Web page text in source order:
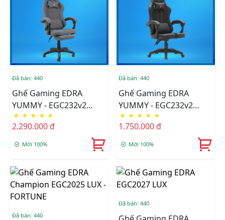
Đã bán: 440
Ghế Gaming EDRA
YUMMY - EGC232v2
Fabric
★ ★ ★ ★ ★
2.290.000 đ
Mới 100%
Đã bán: 440
Ghế Gaming EDRA
YUMMY - EGC232v2
(Black)
★ ★ ★ ★ ★
1.750.000 đ
Mới 100%
Đã bán: 440
Đã bán: 440